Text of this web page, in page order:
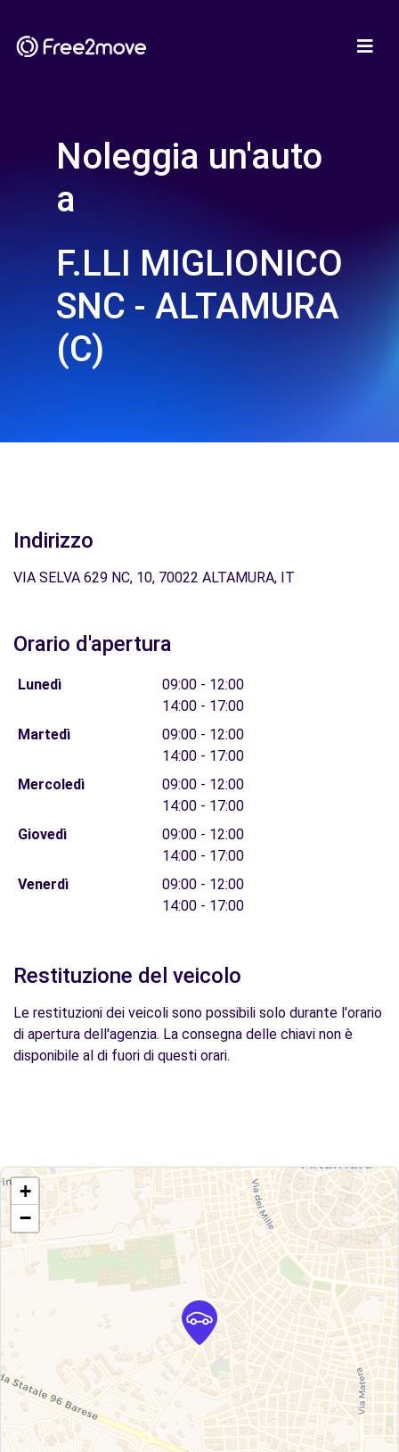
Noleggia un'auto
a
F.LLI MIGLIONICO
SNC - ALTAMURA
(C)
Indirizzo
VIA SELVA 629 NC, 10, 70022 ALTAMURA, IT
Orario d'apertura
Lunedì
09:00 - 12:00
14:00 - 17:00
Martedì
09:00 - 12:00
14:00 - 17:00
Mercoledì
09:00 - 12:00
14:00 - 17:00
Giovedì
09:00 - 12:00
14:00 - 17:00
Venerdì
09:00 - 12:00
14:00 - 17:00
Restituzione del veicolo
Le restituzioni dei veicoli sono possibili solo durante l'orario
di apertura dell'agenzia. La consegna delle chiavi non è
disponibile al di fuori di questi orari.
+
−